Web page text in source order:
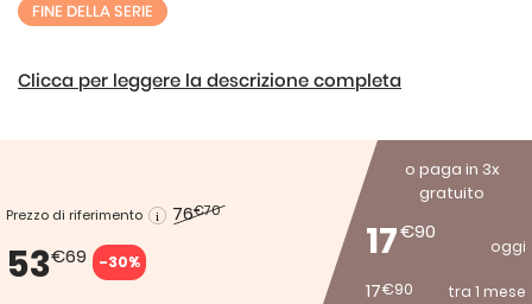
FINE DELLA SERIE
Clicca per leggere la descrizione completa
Prezzo di riferimento 76€70
53€69 -30%
o paga in 3x
gratuito
17€90
oggi
17€90 tra 1 mese